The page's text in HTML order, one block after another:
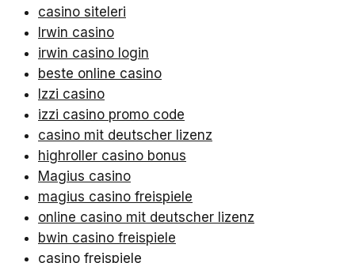
casino siteleri
Irwin casino
irwin casino login
beste online casino
Izzi casino
izzi casino promo code
casino mit deutscher lizenz
highroller casino bonus
Magius casino
magius casino freispiele
online casino mit deutscher lizenz
bwin casino freispiele
casino freispiele